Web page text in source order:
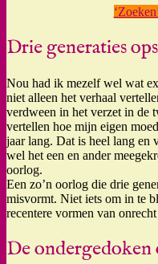
Drie generaties
Nou had ik mezelf wel wat
niet alleen het verhaal
verdween in het verzet in de
vertellen hoe mijn eigen
jaar lang. Dat is heel lang en
wel het een en ander
oorlog.
Een zo’n oorlog die drie
misvormt. Niet iets om in te
recentere vormen van
De